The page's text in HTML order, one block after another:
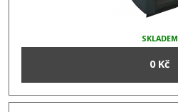
SKLADEM
0 Kč